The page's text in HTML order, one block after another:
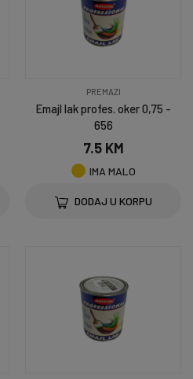
PREMAZI
Emajl lak profes. oker 0,75 -
656
7.5 KM
IMA MALO
DODAJ U KORPU